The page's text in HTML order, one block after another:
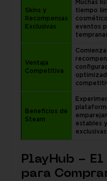
Skins y
Recompensas
Exclusivas
Muchas
tiempo
eventos
Ventaja
Competitiva
Comienza
Beneficios de
Steam
estables
PlayHub - El
para